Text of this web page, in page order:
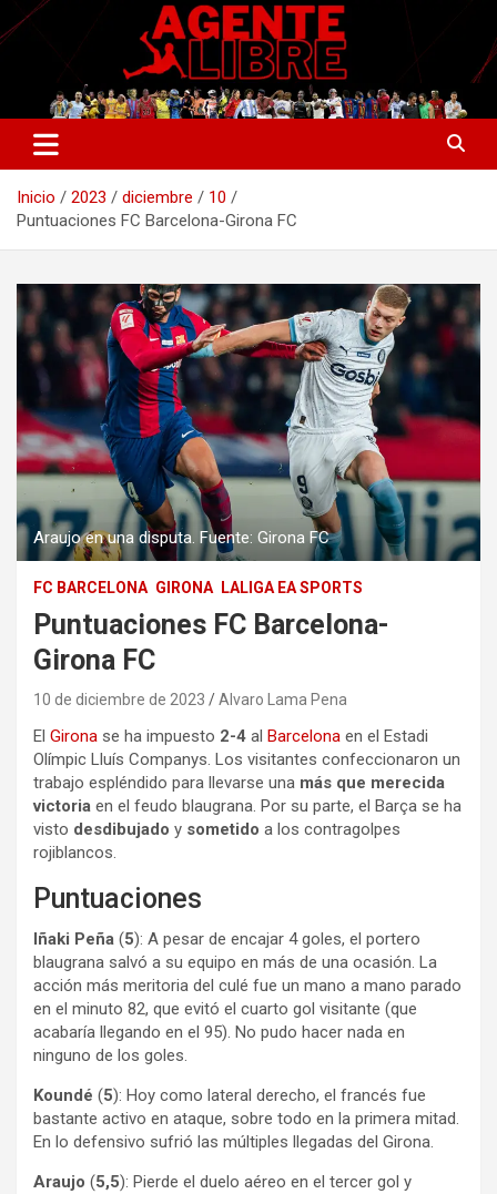
Saltar
al
Agente Libre Digital
La nueva generación del periodismo deportivo.
Inicio 2023 diciembre
10
Puntuaciones FC Barcelona-Girona FC
Araujo en una disputa. Fuente: Girona FC
FC BARCELONA GIRONA LALIGA EA SPORTS
Puntuaciones FC Barcelona-
Girona FC
10 de diciembre de 2023 Alvaro Lama Pena
El Girona se ha impuesto 2-4 al Barcelona en el Estadi
Olímpic Lluís Companys. Los visitantes confeccionaron un
trabajo espléndido para llevarse una más que merecida
victoria en el feudo blaugrana. Por su parte, el Barça se ha
visto desdibujado y sometido a los contragolpes
rojiblancos.
Puntuaciones
Iñaki Peña (5): A pesar de encajar 4 goles, el portero
blaugrana salvó a su equipo en más de una ocasión. La
acción más meritoria del culé fue un mano a mano parado
en el minuto 82, que evitó el cuarto gol visitante (que
acabaría llegando en el 95). No pudo hacer nada en
ninguno de los goles.
Koundé (5): Hoy como lateral derecho, el francés fue
bastante activo en ataque, sobre todo en la primera mitad.
En lo defensivo sufrió las múltiples llegadas del Girona.
Araujo (5,5): Pierde el duelo aéreo en el tercer gol y